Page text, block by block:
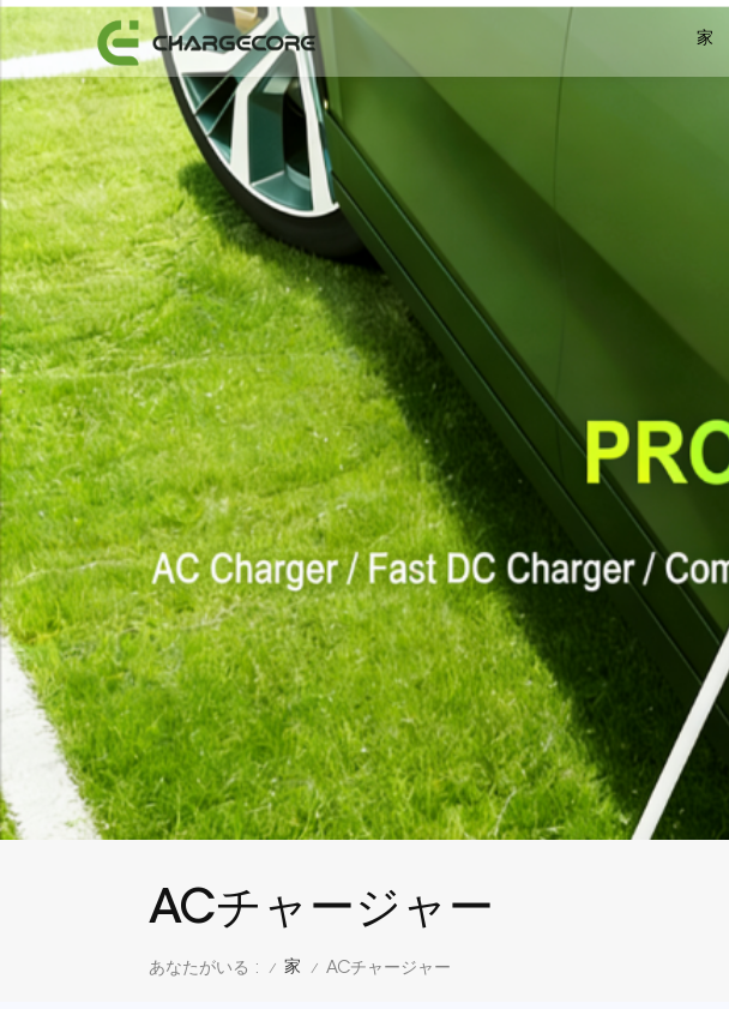
家
ACチャージャー
あなたがいる : / 家 / ACチャージャー